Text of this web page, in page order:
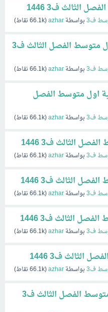
الثالث ف3 1446
ف3 بواسطةazhar
(
66.1kنقاط)
توزيع منهج المهارات الرقمية اول متوسط الفصل الثالث ف3
ف3 بواسطةazhar
(
66.1kنقاط)
اول متوسط الفصل
ف3 بواسطةazhar
(
66.1kنقاط)
الثالث ف3 1446
ف3 بواسطةazhar
(
66.1kنقاط)
الثالث ف3 1446
ف3 بواسطةazhar
(
66.1kنقاط)
الثالث ف3 1446
ف3 بواسطةazhar
(
66.1kنقاط)
الثالث ف3 1446
ف3 بواسطةazhar
(
66.1kنقاط)
توزيع منهج التربية الفنية اول متوسط الفصل الثالث ف3